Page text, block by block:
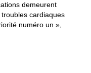
demeurent
cardiaques
numéro un »,